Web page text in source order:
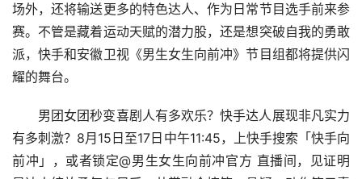
场外，还将输送更多的特色达人、作为日常节目选手前来参
赛。不管是藏着运动天赋的潜力股，还是想突破自我的勇敢
派，快手和安徽卫视《男生女生向前冲》节目组都将提供闪
耀的舞台。
男团女团秒变喜剧人有多欢乐？快手达人展现非凡实力
有多刺激？8月15日至17日中午11:45，上快手搜索「快手向
前冲」，或者锁定@男生女生向前冲官方 直播间，见证明